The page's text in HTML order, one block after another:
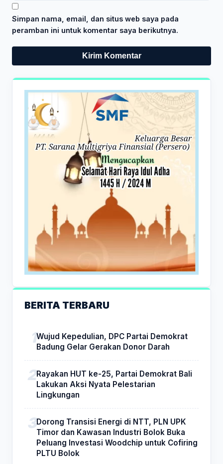
Simpan nama, email, dan situs web saya pada
peramban ini untuk komentar saya berikutnya.
BERITA TERBARU
Wujud Kepedulian, DPC Partai Demokrat
Badung Gelar Gerakan Donor Darah
Rayakan HUT ke-25, Partai Demokrat Bali
Lakukan Aksi Nyata Pelestarian
Lingkungan
Dorong Transisi Energi di NTT, PLN UPK
Timor dan Kawasan Industri Bolok Buka
Peluang Investasi Woodchip untuk Cofiring
PLTU Bolok